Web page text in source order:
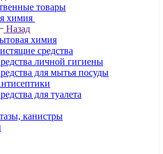
товары
химия
Назад
химия
средства
личной гигиены
для мытья посуды
для туалета
канистры